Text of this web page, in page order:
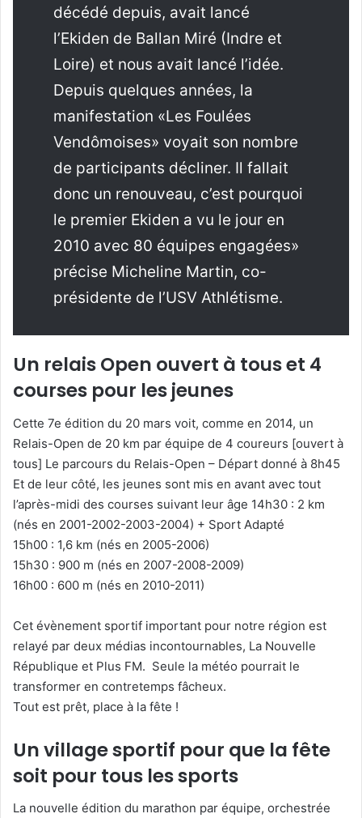
décédé depuis, avait lancé
l’Ekiden de Ballan Miré (Indre et
Loire) et nous avait lancé l’idée.
Depuis quelques années, la
manifestation «Les Foulées
Vendômoises» voyait son nombre
de participants décliner. Il fallait
donc un renouveau, c’est pourquoi
le premier Ekiden a vu le jour en
2010 avec 80 équipes engagées»
précise Micheline Martin, co-
présidente de l’USV Athlétisme.
Un relais Open ouvert à tous et 4
courses pour les jeunes
Cette 7e édition du 20 mars voit, comme en 2014, un
Relais-Open de 20 km par équipe de 4 coureurs [ouvert à
tous] Le parcours du Relais-Open – Départ donné à 8h45
Et de leur côté, les jeunes sont mis en avant avec tout
l’après-midi des courses suivant leur âge 14h30 : 2 km
(nés en 2001-2002-2003-2004) + Sport Adapté
15h00 : 1,6 km (nés en 2005-2006)
15h30 : 900 m (nés en 2007-2008-2009)
16h00 : 600 m (nés en 2010-2011)
Cet évènement sportif important pour notre région est
relayé par deux médias incontournables, La Nouvelle
République et Plus FM. Seule la météo pourrait le
transformer en contretemps fâcheux.
Tout est prêt, place à la fête !
Un village sportif pour que la fête
soit pour tous les sports
La nouvelle édition du marathon par équipe, orchestrée